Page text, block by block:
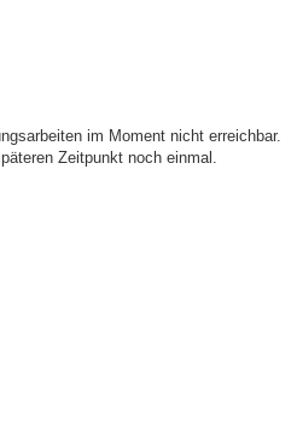
im Moment nicht erreichbar.
Zeitpunkt noch einmal.